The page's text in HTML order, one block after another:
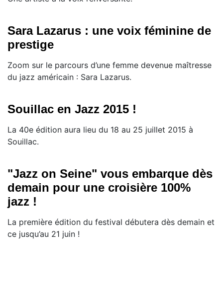
Sara Lazarus : une voix féminine de
prestige
Zoom sur le parcours d’une femme devenue maîtresse
du jazz américain : Sara Lazarus.
Souillac en Jazz 2015 !
La 40e édition aura lieu du 18 au 25 juillet 2015 à
Souillac.
"Jazz on Seine" vous embarque dès
demain pour une croisière 100%
jazz !
La première édition du festival débutera dès demain et
ce jusqu’au 21 juin !